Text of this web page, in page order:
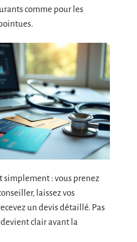
comme pour les
simplement : vous prenez
laissez vos
un devis détaillé. Pas
clair avant la